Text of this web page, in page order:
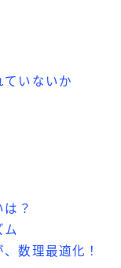
ていないか
？
ム
数理最適化！